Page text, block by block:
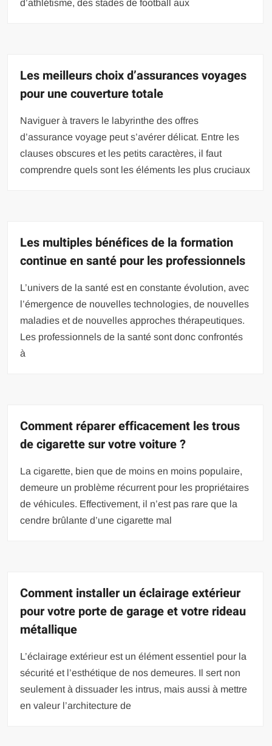
d’athlétisme, des stades de football aux
Les meilleurs choix d’assurances voyages
pour une couverture totale
Naviguer à travers le labyrinthe des offres
d’assurance voyage peut s’avérer délicat. Entre les
clauses obscures et les petits caractères, il faut
comprendre quels sont les éléments les plus cruciaux
Les multiples bénéfices de la formation
continue en santé pour les professionnels
L’univers de la santé est en constante évolution, avec
l’émergence de nouvelles technologies, de nouvelles
maladies et de nouvelles approches thérapeutiques.
Les professionnels de la santé sont donc confrontés
à
Comment réparer efficacement les trous
de cigarette sur votre voiture ?
La cigarette, bien que de moins en moins populaire,
demeure un problème récurrent pour les propriétaires
de véhicules. Effectivement, il n’est pas rare que la
cendre brûlante d’une cigarette mal
Comment installer un éclairage extérieur
pour votre porte de garage et votre rideau
métallique
L’éclairage extérieur est un élément essentiel pour la
sécurité et l’esthétique de nos demeures. Il sert non
seulement à dissuader les intrus, mais aussi à mettre
en valeur l’architecture de